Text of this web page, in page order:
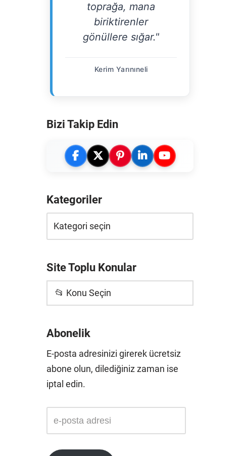
toprağa, mana
biriktirenler
gönüllere sığar."
Kerim Yarınıneli
Bizi Takip Edin
Kategoriler
Site Toplu Konular
📂 Konu Seçin
Abonelik
E-posta adresinizi girerek ücretsiz
abone olun, dilediğiniz zaman ise
iptal edin.